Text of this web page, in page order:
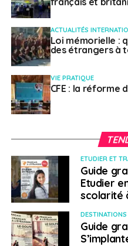
ACTUALITÉS
Loi mémorielle :
des étrangers à
VIE PRATIQUE
CFE : la réforme
ETUDIER ET
Guide
Etudier
scolarité
Guide